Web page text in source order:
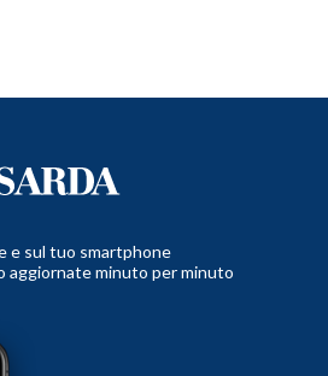
e sul tuo smartphone
aggiornate minuto per minuto